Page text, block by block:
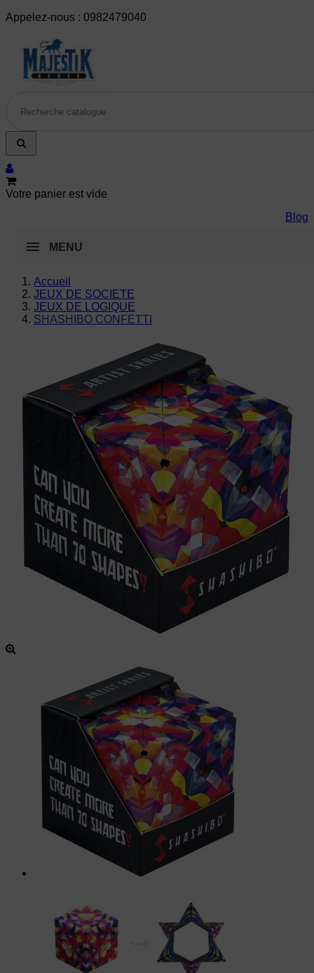
Appelez-nous : 0982479040
Votre panier est vide
Blog
MENU
Accueil
JEUX DE SOCIETE
JEUX DE LOGIQUE
SHASHIBO CONFETTI